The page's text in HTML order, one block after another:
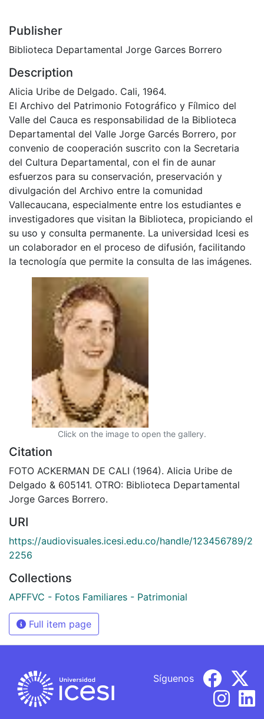
Publisher
Biblioteca Departamental Jorge Garces Borrero
Description
Alicia Uribe de Delgado. Cali, 1964.
El Archivo del Patrimonio Fotográfico y Fílmico del
Valle del Cauca es responsabilidad de la Biblioteca
Departamental del Valle Jorge Garcés Borrero, por
convenio de cooperación suscrito con la Secretaria
del Cultura Departamental, con el fin de aunar
esfuerzos para su conservación, preservación y
divulgación del Archivo entre la comunidad
Vallecaucana, especialmente entre los estudiantes e
investigadores que visitan la Biblioteca, propiciando el
su uso y consulta permanente. La universidad Icesi es
un colaborador en el proceso de difusión, facilitando
la tecnología que permite la consulta de las imágenes.
Click on the image to open the gallery.
Citation
FOTO ACKERMAN DE CALI (1964). Alicia Uribe de
Delgado & 605141. OTRO: Biblioteca Departamental
Jorge Garces Borrero.
URI
https://audiovisuales.icesi.edu.co/handle/123456789/2
2256
Collections
APFFVC - Fotos Familiares - Patrimonial
Full item page
Síguenos